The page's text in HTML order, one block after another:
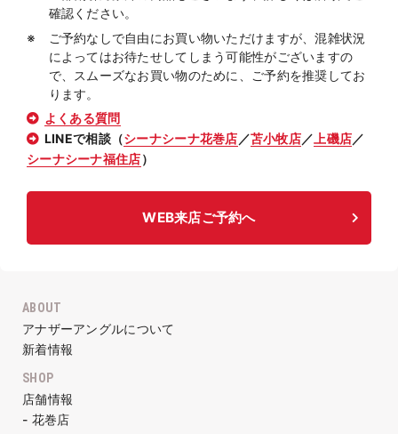
確認ください。
ご予約なしで自由にお買い物いただけますが、混雑状況
によってはお待たせしてしまう可能性がございますの
で、スムーズなお買い物のために、ご予約を推奨してお
ります。
よくある質問
LINEで相談（シーナシーナ花巻店 ／苫小牧店／ 上磯店／
シーナシーナ福住店）
WEB来店ご予約へ
ABOUT
アナザーアングルについて
新着情報
SHOP
店舗情報
- 花巻店